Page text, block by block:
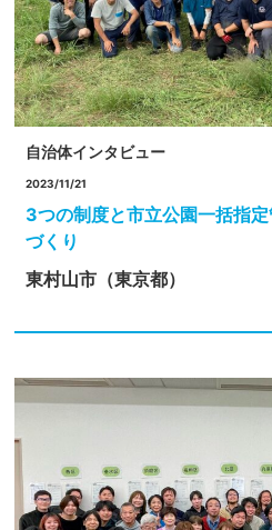
自治体インタビュー
2023/11/21
3つの制度と市立公園一括指
づくり
東村山市（東京都）